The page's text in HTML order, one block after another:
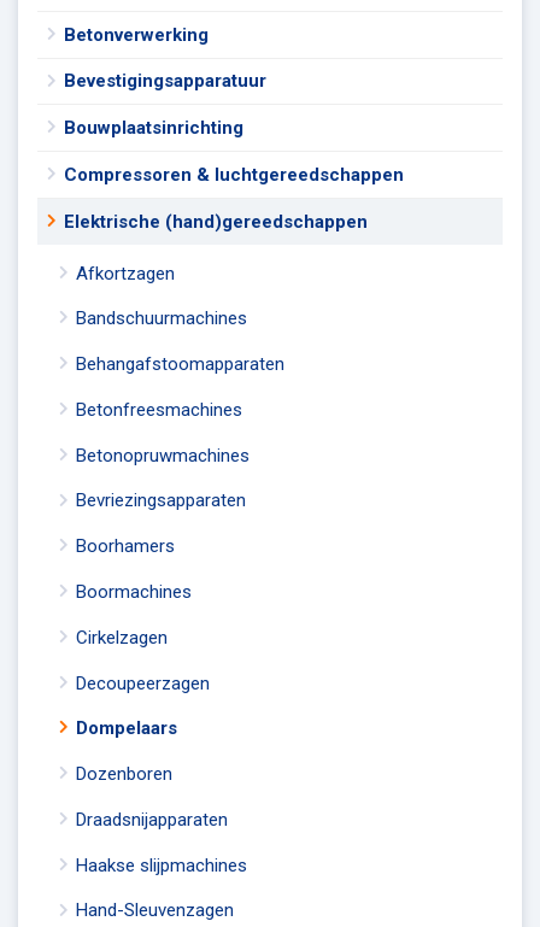
Betonverwerking
Bevestigingsapparatuur
Bouwplaatsinrichting
Compressoren & luchtgereedschappen
Elektrische (hand)gereedschappen
Afkortzagen
Bandschuurmachines
Behangafstoomapparaten
Betonfreesmachines
Betonopruwmachines
Bevriezingsapparaten
Boorhamers
Boormachines
Cirkelzagen
Decoupeerzagen
Dompelaars
Dozenboren
Draadsnijapparaten
Haakse slijpmachines
Hand-Sleuvenzagen